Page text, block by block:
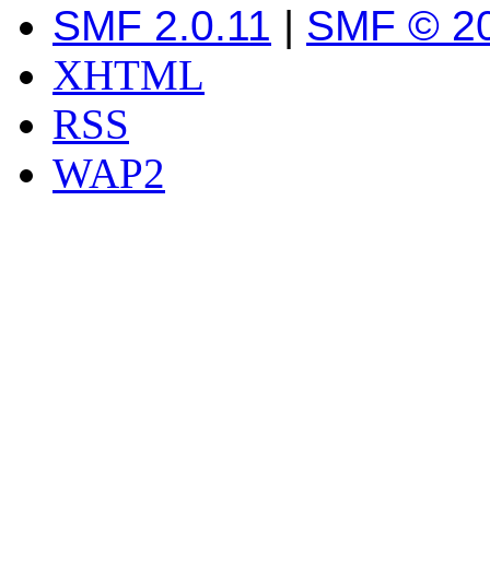
SMF 2.0.11 | SMF ©
XHTML
RSS
WAP2